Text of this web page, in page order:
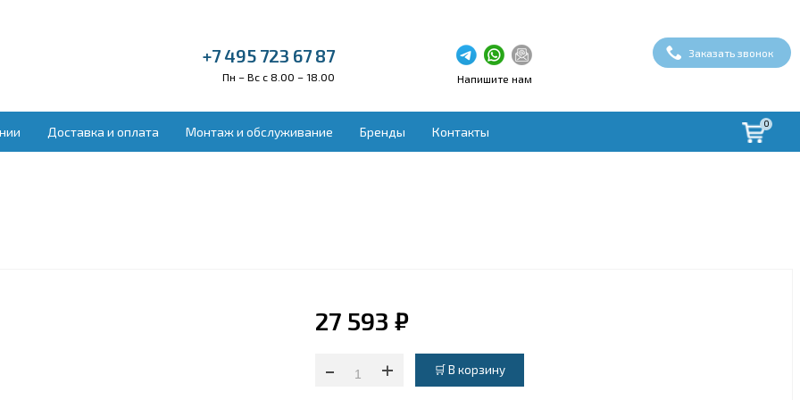
+7 495 723 67 87
Пн – Вс с 8.00 – 18.00 Напишите нам
Заказать звонок
Доставка и оплата Монтаж и обслуживание Бренды Контакты
0
27 593 ₽
-
+